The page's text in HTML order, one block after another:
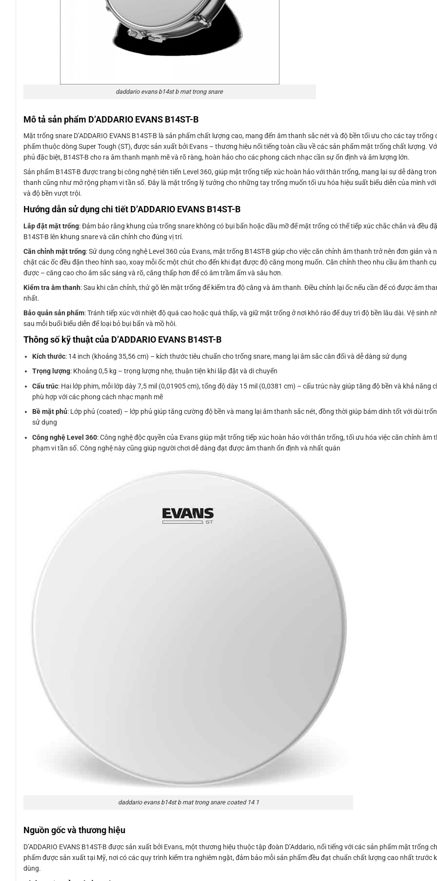
daddario evans b14st b mat trong snare
Mô tả sản phẩm D’ADDARIO EVANS B14ST-B
Mặt trống snare D’ADDARIO EVANS B14ST-B là sản phẩm chất lượng cao, mang đến âm thanh sắc nét và độ bền tối ưu cho các tay trống
phẩm thuộc dòng Super Tough (ST), được sản xuất bởi Evans – thương hiệu nổi tiếng toàn cầu về các sản phẩm mặt trống chất lượng.
phủ đặc biệt, B14ST-B cho ra âm thanh mạnh mẽ và rõ ràng, hoàn hảo cho các phong cách nhạc cần sự ổn định và âm lượng lớn.
Sản phẩm B14ST-B được trang bị công nghệ tiên tiến Level 360, giúp mặt trống tiếp xúc hoàn hảo với thân trống, mang lại sự dễ dàng
thanh cũng như mở rộng phạm vi tần số. Đây là mặt trống lý tưởng cho những tay trống muốn tối ưu hóa hiệu suất biểu diễn của mình
và độ bền vượt trội.
Hướng dẫn sử dụng chi tiết D’ADDARIO EVANS B14ST-B
Lắp đặt mặt trống: Đảm bảo rằng khung của trống snare không có bụi bẩn hoặc dầu mỡ để mặt trống có thể tiếp xúc chắc chắn và đều
B14ST-B lên khung snare và căn chỉnh cho đúng vị trí.
Căn chỉnh mặt trống: Sử dụng công nghệ Level 360 của Evans, mặt trống B14ST-B giúp cho việc căn chỉnh âm thanh trở nên đơn giản và
chặt các ốc đều đặn theo hình sao, xoay mỗi ốc một chút cho đến khi đạt được độ căng mong muốn. Căn chỉnh theo nhu cầu âm thanh
được – căng cao cho âm sắc sáng và rõ, căng thấp hơn để có âm trầm ấm và sâu hơn.
Kiểm tra âm thanh: Sau khi căn chỉnh, thử gõ lên mặt trống để kiểm tra độ căng và âm thanh. Điều chỉnh lại ốc nếu cần để có được âm
nhất.
Bảo quản sản phẩm: Tránh tiếp xúc với nhiệt độ quá cao hoặc quá thấp, và giữ mặt trống ở nơi khô ráo để duy trì độ bền lâu dài. Vệ sinh
sau mỗi buổi biểu diễn để loại bỏ bụi bẩn và mồ hôi.
Thông số kỹ thuật của D’ADDARIO EVANS B14ST-B
Kích thước: 14 inch (khoảng 35,56 cm) – kích thước tiêu chuẩn cho trống snare, mang lại âm sắc cân đối và dễ dàng sử dụng
Trọng lượng: Khoảng 0,5 kg – trọng lượng nhẹ, thuận tiện khi lắp đặt và di chuyển
Cấu trúc: Hai lớp phim, mỗi lớp dày 7,5 mil (0,01905 cm), tổng độ dày 15 mil (0,0381 cm) – cấu trúc này giúp tăng độ bền và khả năng
phù hợp với các phong cách nhạc mạnh mẽ
Bề mặt phủ: Lớp phủ (coated) – lớp phủ giúp tăng cường độ bền và mang lại âm thanh sắc nét, đồng thời giúp bám dính tốt với dùi
sử dụng
Công nghệ Level 360: Công nghệ độc quyền của Evans giúp mặt trống tiếp xúc hoàn hảo với thân trống, tối ưu hóa việc căn chỉnh âm
phạm vi tần số. Công nghệ này cũng giúp người chơi dễ dàng đạt được âm thanh ổn định và nhất quán
daddario evans b14st b mat trong snare coated 14 1
Nguồn gốc và thương hiệu
D’ADDARIO EVANS B14ST-B được sản xuất bởi Evans, một thương hiệu thuộc tập đoàn D’Addario, nổi tiếng với các sản phẩm mặt trống
phẩm được sản xuất tại Mỹ, nơi có các quy trình kiểm tra nghiêm ngặt, đảm bảo mỗi sản phẩm đều đạt chuẩn chất lượng cao nhất trước
dùng.